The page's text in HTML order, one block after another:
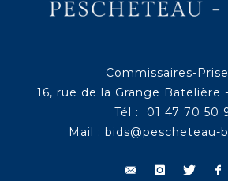
Commissaires-
16, rue de la Grange Batelière
Tél : 01 47 70 50
Mail : bids@pescheteau-